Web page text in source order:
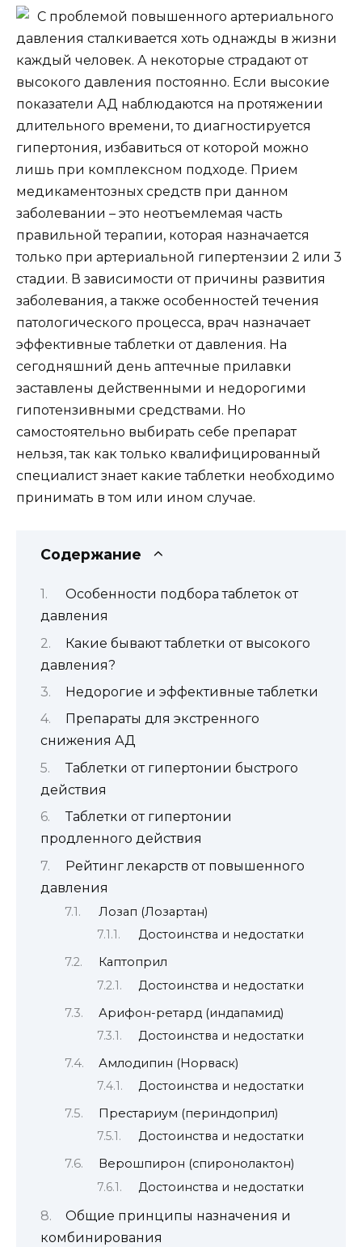
С проблемой повышенного артериального
давления сталкивается хоть однажды в жизни
каждый человек. А некоторые страдают от
высокого давления постоянно. Если высокие
показатели АД наблюдаются на протяжении
длительного времени, то диагностируется
гипертония, избавиться от которой можно
лишь при комплексном подходе. Прием
медикаментозных средств при данном
заболевании – это неотъемлемая часть
правильной терапии, которая назначается
только при артериальной гипертензии 2 или 3
стадии. В зависимости от причины развития
заболевания, а также особенностей течения
патологического процесса, врач назначает
эффективные таблетки от давления. На
сегодняшний день аптечные прилавки
заставлены действенными и недорогими
гипотензивными средствами. Но
самостоятельно выбирать себе препарат
нельзя, так как только квалифицированный
специалист знает какие таблетки необходимо
принимать в том или ином случае.
Содержание
Особенности подбора таблеток от
давления
Какие бывают таблетки от высокого
давления?
Недорогие и эффективные таблетки
Препараты для экстренного
снижения АД
Таблетки от гипертонии быстрого
действия
Таблетки от гипертонии
продленного действия
Рейтинг лекарств от повышенного
давления
Лозап (Лозартан)
Достоинства и недостатки
Каптоприл
Достоинства и недостатки
Арифон-ретард (индапамид)
Достоинства и недостатки
Амлодипин (Норваск)
Достоинства и недостатки
Престариум (периндоприл)
Достоинства и недостатки
Верошпирон (спиронолактон)
Достоинства и недостатки
Общие принципы назначения и
комбинирования